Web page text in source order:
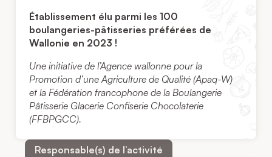
Établissement élu parmi les 100
boulangeries-pâtisseries préférées de
Wallonie en 2023 !
Une initiative de l’Agence wallonne pour la
Promotion d’une Agriculture de Qualité (Apaq-W)
et la Fédération francophone de la Boulangerie
Pâtisserie Glacerie Confiserie Chocolaterie
(FFBPGCC).
Responsable(s) de l’activité